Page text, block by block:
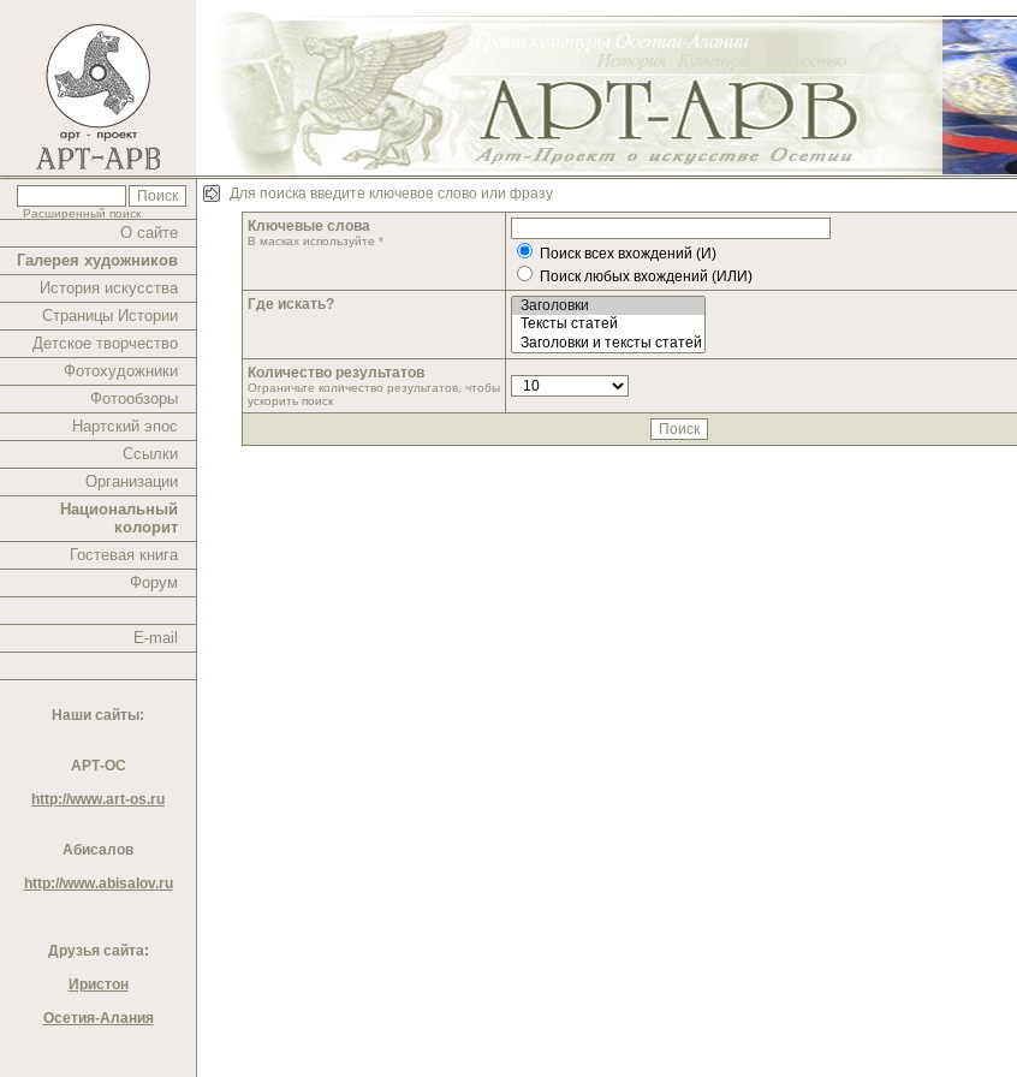
Расширенный поиск
О сайте
Галерея художников
История искусства
Страницы Истории
Детское творчество
Фотохудожники
Фотообзоры
Нартский эпос
Ссылки
Организации
Национальный
колорит
Гостевая книга
Форум
E-mail
Наши сайты:
АРТ-ОС
http://www.art-os.ru
Абисалов
http://www.abisalov.ru
Друзья сайта:
Иристон
Осетия-Алания
Для поиска введите ключевое слово или фразу
Ключевые слова
В масках используйте *
Поиск всех вхождений (И)
Поиск любых вхождений (ИЛИ)
Где искать?
Количество результатов
Ограничьте количество результатов, чтобы
ускорить поиск